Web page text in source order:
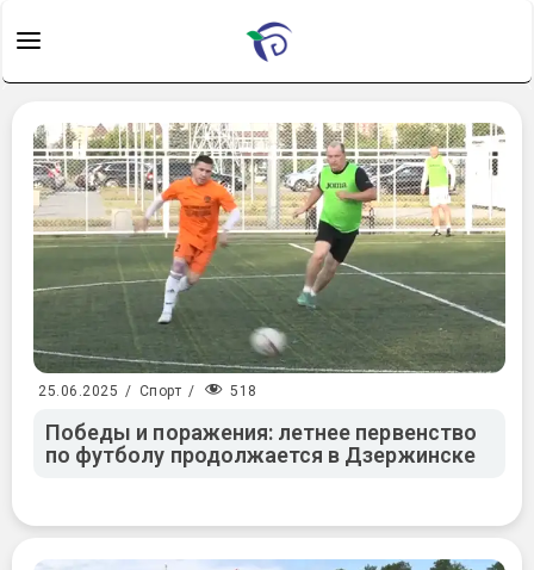
25.06.2025 / Спорт / 518
Победы и поражения: летнее первенство
по футболу продолжается в Дзержинске